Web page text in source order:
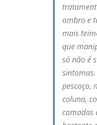
ombro e
mais
que
só não é
pescoço,
coluna,
camadas